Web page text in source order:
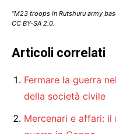
“M23 troops in Rutshuru army
CC BY-SA 2.0.
Articoli correlati
Fermare la guerra
della società civile
Mercenari e affari: il